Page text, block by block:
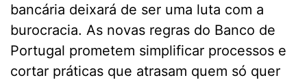
bancária deixará de ser uma luta com a
burocracia. As novas regras do Banco de
Portugal prometem simplificar processos e
cortar práticas que atrasam quem só quer